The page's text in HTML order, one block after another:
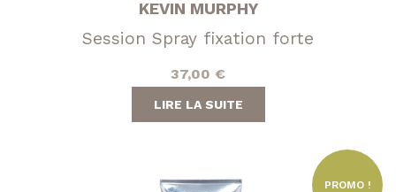
KEVIN MURPHY
Session Spray fixation forte
37,00 €
LIRE LA SUITE
PROMO !